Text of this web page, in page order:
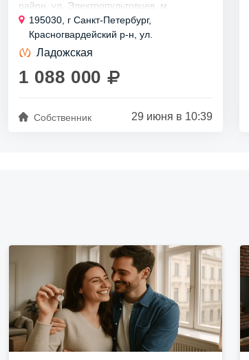
район, ул. Электропультовцев, м.
Ладожская
Аренда помещения 1600 м2 под склад-
производство с офисом
Сдается в аренду современное...
195030, г Санкт-Петербург,
Красногвардейский р-н, ул.
Электропультовцев, д 5 литера А
Ладожская
1 088 000
Собственник 29 июня в 10:39